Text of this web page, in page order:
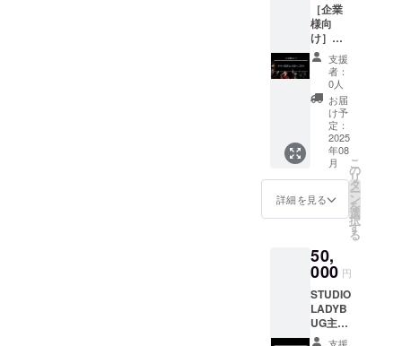
［企業
様向
け］
SNSに
て協賛
会社様
のご紹
介 約
100,000
人への
露出(メ
ンバー
16名×
フォロ
ワー、
Instagr
X、
Facebo
ok等で
ご紹介)
2025年
8月～ご
紹介い
支援
者：
0人
お届
け予
定：
2025
年08
月
詳細を見る
こ
の
リ
タ
ー
ン
を
選
択
す
る
50,
000 円
STUDIO
LADYB
UG主
催、イ